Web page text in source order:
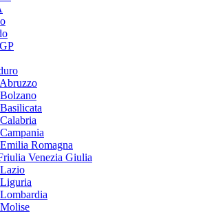
Romagna
Venezia Giulia